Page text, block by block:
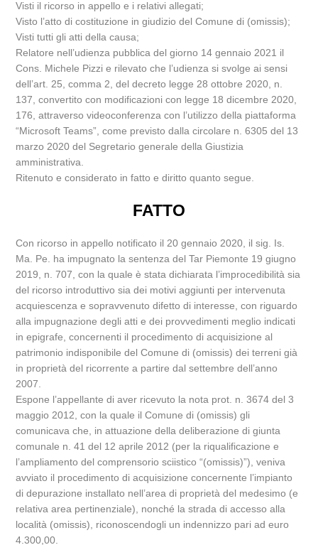
Visti il ricorso in appello e i relativi allegati;
Visto l’atto di costituzione in giudizio del Comune di (omissis);
Visti tutti gli atti della causa;
Relatore nell’udienza pubblica del giorno 14 gennaio 2021 il
Cons. Michele Pizzi e rilevato che l’udienza si svolge ai sensi
dell’art. 25, comma 2, del decreto legge 28 ottobre 2020, n.
137, convertito con modificazioni con legge 18 dicembre 2020,
176, attraverso videoconferenza con l’utilizzo della piattaforma
“Microsoft Teams”, come previsto dalla circolare n. 6305 del 13
marzo 2020 del Segretario generale della Giustizia
amministrativa.
Ritenuto e considerato in fatto e diritto quanto segue.
FATTO
Con ricorso in appello notificato il 20 gennaio 2020, il sig. Is.
Ma. Pe. ha impugnato la sentenza del Tar Piemonte 19 giugno
2019, n. 707, con la quale è stata dichiarata l’improcedibilità sia
del ricorso introduttivo sia dei motivi aggiunti per intervenuta
acquiescenza e sopravvenuto difetto di interesse, con riguardo
alla impugnazione degli atti e dei provvedimenti meglio indicati
in epigrafe, concernenti il procedimento di acquisizione al
patrimonio indisponibile del Comune di (omissis) dei terreni già
in proprietà del ricorrente a partire dal settembre dell’anno
2007.
Espone l’appellante di aver ricevuto la nota prot. n. 3674 del 3
maggio 2012, con la quale il Comune di (omissis) gli
comunicava che, in attuazione della deliberazione di giunta
comunale n. 41 del 12 aprile 2012 (per la riqualificazione e
l’ampliamento del comprensorio sciistico “(omissis)”), veniva
avviato il procedimento di acquisizione concernente l’impianto
di depurazione installato nell’area di proprietà del medesimo (e
relativa area pertinenziale), nonché la strada di accesso alla
località (omissis), riconoscendogli un indennizzo pari ad euro
4.300,00.